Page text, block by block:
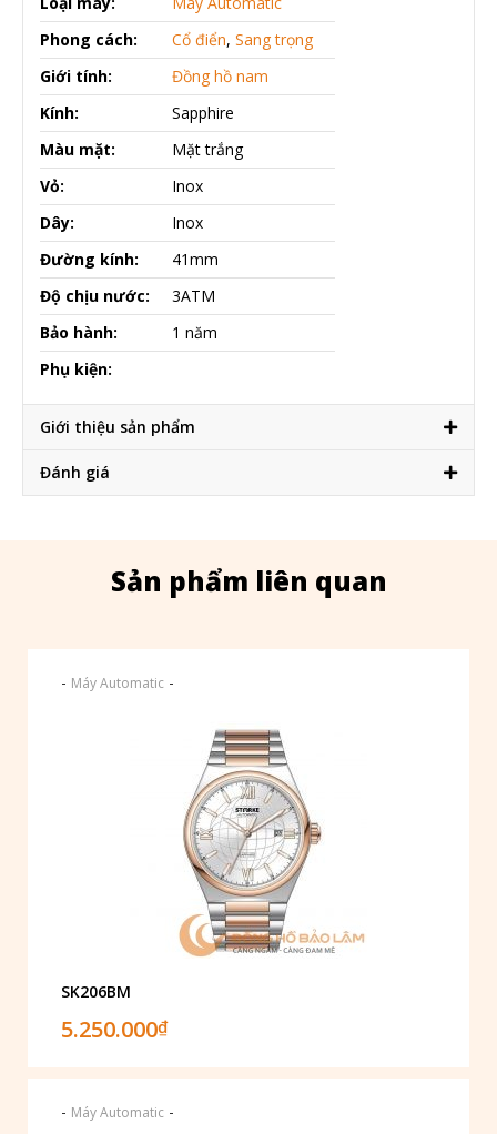
Phong cách:
Cổ điển, Sang trọng
Giới tính:
Đồng hồ nam
Kính:
Sapphire
Màu mặt:
Mặt trắng
Vỏ:
Inox
Dây:
Inox
Đường kính:
41mm
Độ chịu nước:
3ATM
Bảo hành:
1 năm
Phụ kiện:
Giới thiệu sản phẩm
Đánh giá
Sản phẩm liên quan
- Máy Automatic -
SK206BM
5.250.000₫
- Máy Automatic -